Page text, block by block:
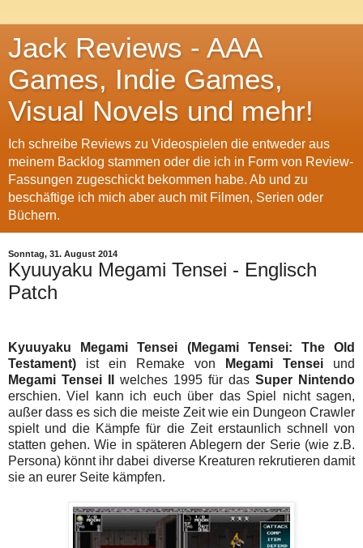
Jack Reviews - AAA
Games, Indie Games,
Visual Novels und mehr!
Ich schreibe Reviews zu Videospielen die entweder aus
meinem Backlog stammen oder die ich in Form von Review-
Fassungen zugeschickt bekommen habe. Ab und zu
beschäftige ich mich aber auch mit Filmen, Serien oder
Büchern.
Sonntag, 31. August 2014
Kyuuyaku Megami Tensei - Englisch
Patch
Kyuuyaku Megami Tensei (Megami Tensei: The Old
Testament) ist ein Remake von Megami Tensei und
Megami Tensei II
welches 1995 für das Super Nintendo
erschien. Viel kann ich euch über das Spiel nicht sagen,
außer dass es sich die meiste Zeit wie ein Dungeon Crawler
spielt und die Kämpfe für die Zeit erstaunlich schnell von
statten gehen. Wie in späteren Ablegern der Serie (wie z.B.
Persona) könnt ihr dabei diverse Kreaturen rekrutieren damit
sie an eurer Seite kämpfen.